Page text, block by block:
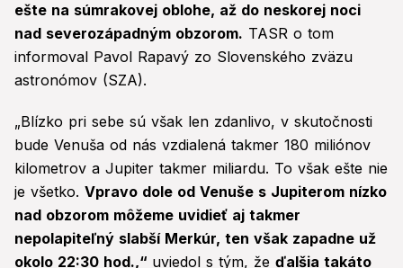
ešte na súmrakovej oblohe, až do neskorej noci
nad severozápadným obzorom. TASR o tom
informoval Pavol Rapavý zo Slovenského zväzu
astronómov (SZA).
„Blízko pri sebe sú však len zdanlivo, v skutočnosti
bude Venuša od nás vzdialená takmer 180 miliónov
kilometrov a Jupiter takmer miliardu. To však ešte nie
je všetko. Vpravo dole od Venuše s Jupiterom nízko
nad obzorom môžeme uvidieť aj takmer
nepolapiteľný slabší Merkúr, ten však zapadne už
okolo 22:30 hod.,“ uviedol s tým, že ďalšia takáto